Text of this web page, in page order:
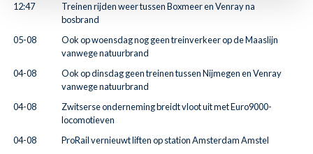
12:47
Treinen rijden weer tussen Boxmeer en Venray na
bosbrand
05-08
Ook op woensdag nog geen treinverkeer op de Maaslijn
vanwege natuurbrand
04-08
Ook op dinsdag geen treinen tussen Nijmegen en Venray
vanwege natuurbrand
04-08
Zwitserse onderneming breidt vloot uit met Euro9000-
locomotieven
04-08
ProRail vernieuwt liften op station Amsterdam Amstel